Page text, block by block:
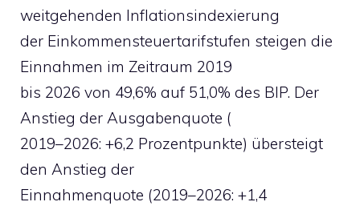
weitgehenden Inflationsindexierung
der Einkommensteuertarifstufen steigen die
Einnahmen im Zeitraum 2019
bis 2026 von 49,6% auf 51,0% des BIP. Der
Anstieg der Ausgabenquote (
2019–2026: +6,2 Prozentpunkte) übersteigt
den Anstieg der
Einnahmenquote (2019–2026: +1,4